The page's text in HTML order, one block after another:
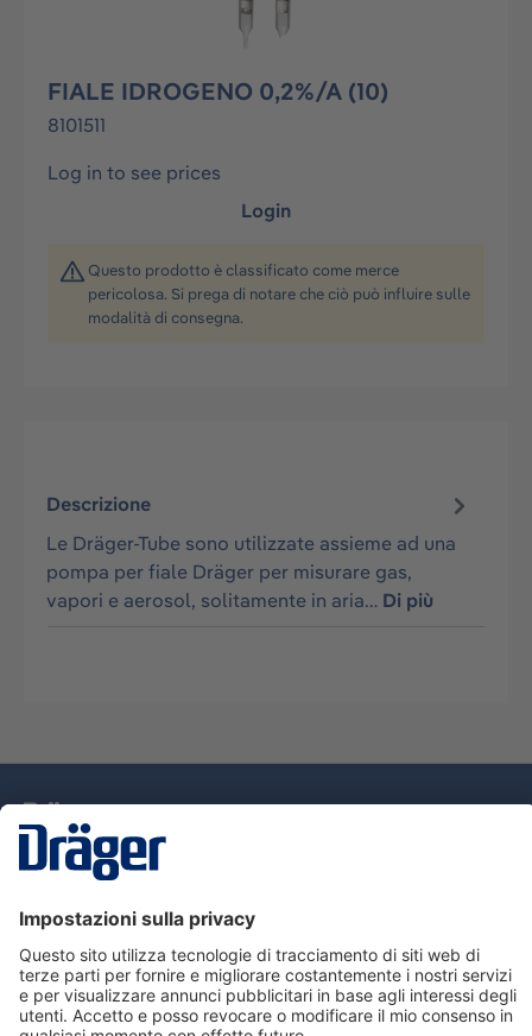
FIALE IDROGENO 0,2%/A (10)
8101511
Log in to see prices
Login
Questo prodotto è classificato come merce
pericolosa. Si prega di notare che ciò può influire sulle
modalità di consegna.
Descrizione
Le Dräger-Tube sono utilizzate assieme ad una
pompa per fiale Dräger per misurare gas,
vapori e aerosol, solitamente in aria… Di più
Assistenza
Informazioni su Dräger
Informazioni